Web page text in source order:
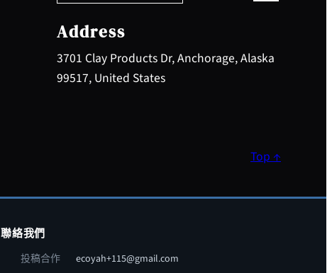
c
h
Address
3701 Clay Products Dr, Anchorage, Alaska
99517, United States
Top ↑
聯絡我們
投稿合作 ecoyah+115@gmail.com